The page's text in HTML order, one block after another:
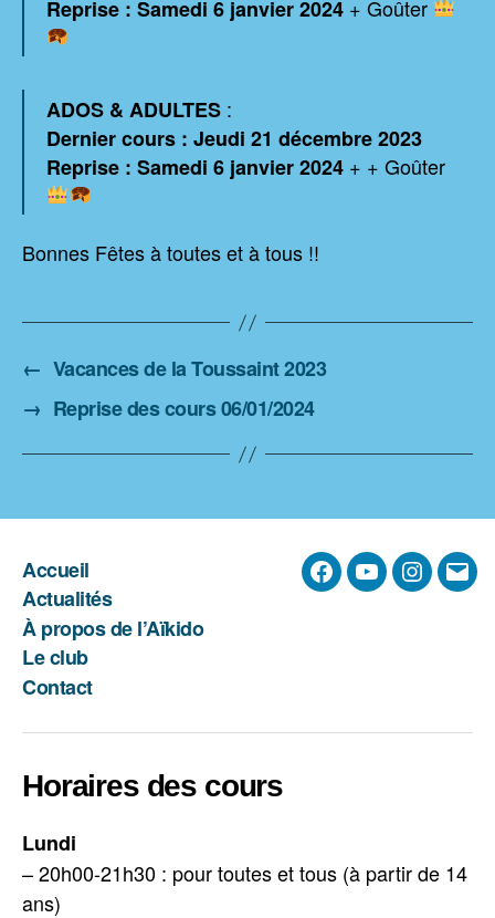
Reprise : Samedi 6 janvier2024 + Goûter
ADOS & ADULTES :
Dernier cours : Jeudi 21 décembre 2023
Reprise : Samedi 6 janvier2024 + + Goûter
Bonnes Fêtes à toutes et à tous !!
← Vacances de la Toussaint 2023
→ Reprise des cours 06/01/2024
Accueil
Actualités
À propos de l’Aïkido
Le club
Contact
FacebookYouTube E-
Horaires des cours
Lundi
– 20h00-21h30 : pour toutes et tous (à partir de 14
ans)